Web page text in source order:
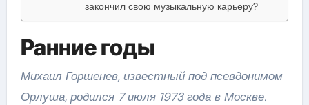
закончил свою музыкальную карьеру?
Ранние годы
Михаил Горшенев, известный под псевдонимом
Орлуша, родился 7 июля 1973 года в Москве.